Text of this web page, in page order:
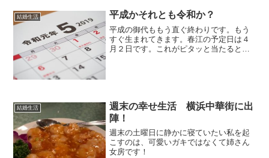
結婚生活 平成かそれとも令和か？
平成の御代ももう直ぐ終わりです。もう
すぐ生まれてきます。春江の予定日は４
月２日です。これがピタッと当たると令
結婚生活
週末の幸せ生活 横浜中華街に出
陣！
週末の土曜日に静かに寝ていたい私を起
こすのは、可愛いガキではなくて姉さん
女房です！